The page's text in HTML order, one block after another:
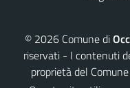
© 2026 Comune di
riservati - I contenuti
proprietà del